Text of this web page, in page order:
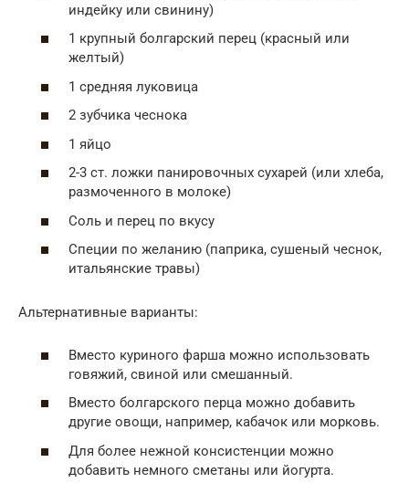
индейку или свинину)
1 крупный болгарский перец (красный или
желтый)
1 средняя луковица
2 зубчика чеснока
1 яйцо
2-3 ст. ложки панировочных сухарей (или хлеба,
размоченного в молоке)
Соль и перец по вкусу
Специи по желанию (паприка, сушеный чеснок,
итальянские травы)
Альтернативные варианты:
Вместо куриного фарша можно использовать
говяжий, свиной или смешанный.
Вместо болгарского перца можно добавить
другие овощи, например, кабачок или морковь.
Для более нежной консистенции можно
добавить немного сметаны или йогурта.